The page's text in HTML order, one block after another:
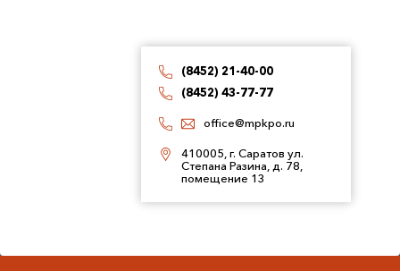
(8452) 21-40-00
(8452) 43-77-77
office@mpkpo.ru
410005, г. Саратов ул.
Степана Разина, д. 78,
помещение 13